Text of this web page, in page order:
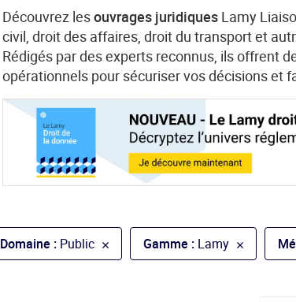
Découvrez lesouvrages juridiques Lamy
civil, droit des affaires, droit du transport et
Rédigés par des experts reconnus, ils offrent
opérationnels pour sécuriser vos décisions et
Domaine : Public Gamme : Lamy